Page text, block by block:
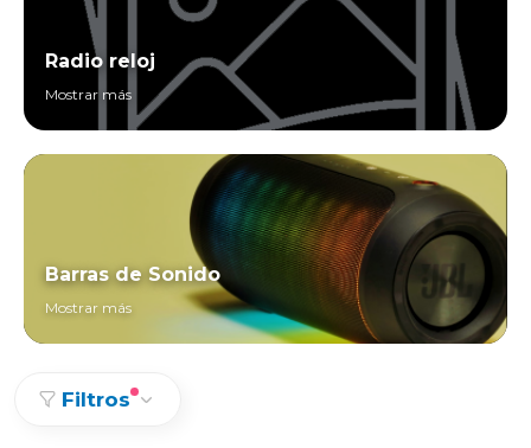
Radio reloj
Mostrar más
Barras de Sonido
Mostrar más
Filtros